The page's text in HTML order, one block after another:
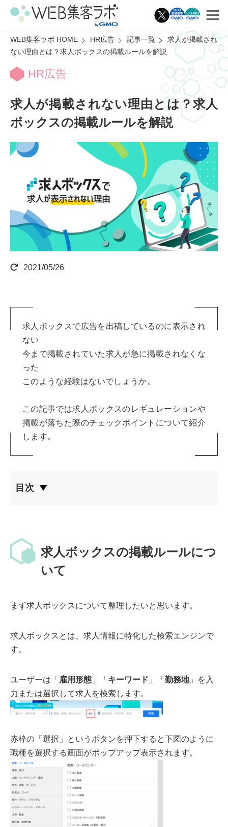
WEB集客ラボ HOME HR広告 記事一覧
求人が掲載され
ない理由とは？求人ボックスの掲載ルールを解説
HR広告
求人が掲載されない理由とは？求人
ボックスの掲載ルールを解説
2021/05/26
求人ボックスで広告を出稿しているのに表示され
ない
今まで掲載されていた求人が急に掲載されなくな
った
このような経験はないでしょうか。
この記事では求人ボックスのレギュレーションや
掲載が落ちた際のチェックポイントについて紹介
します。
目次
求人ボックスの掲載ルールにつ
いて
まず求人ボックスについて整理したいと思います。
求人ボックスとは、求人情報に特化した検索エンジンで
す。
ユーザーは「 雇用形態 」「 キーワード 」「 勤務地」を入
力または選択して求人を検索します。
赤枠の「選択」というボタンを押下すると下図のように
職種を選択する画面がポップアップ表示されます。